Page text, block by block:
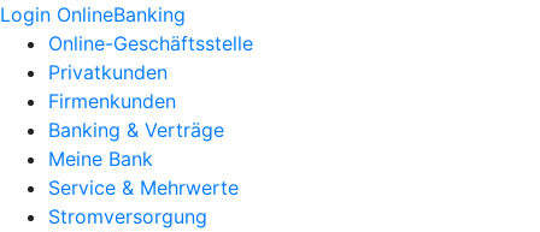
Login OnlineBanking
Online-Geschäftsstelle
Privatkunden
Firmenkunden
Banking & Verträge
Meine Bank
Service & Mehrwerte
Stromversorgung